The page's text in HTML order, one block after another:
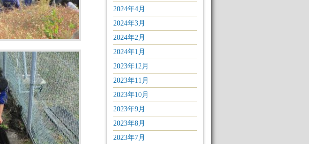
2024年4月
2024年3月
2024年2月
2024年1月
2023年12月
2023年11月
2023年10月
2023年9月
2023年8月
2023年7月